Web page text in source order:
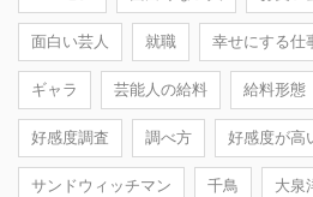
面白い芸人 就職 幸せにする仕
ギャラ 芸能人の給料 給料形態
好感度調査 調べ方 好感度が高
サンドウィッチマン 千鳥 大泉